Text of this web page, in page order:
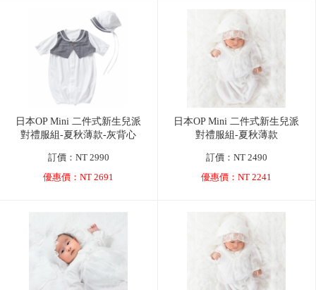
日本OP Mini 二件式新生兒派
對禮服組-夏秋薄款-灰背心
訂價：NT 2990
優惠價：NT 2691
日本OP Mini 二件式新生兒派
對禮服組-夏秋薄款
訂價：NT 2490
優惠價：NT 2241